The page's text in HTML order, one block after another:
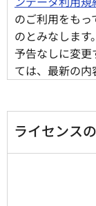
のご利用をも
のとみなしま
予告なしに変
ては、最新の内
ライセンス